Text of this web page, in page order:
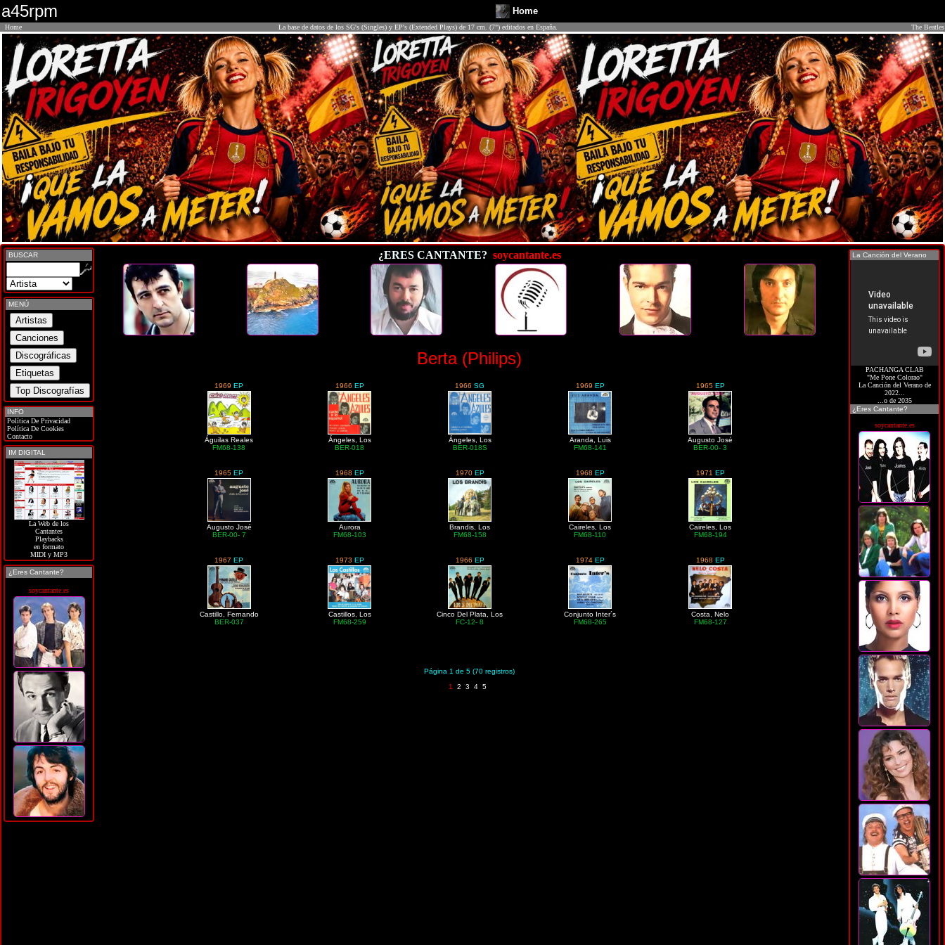
a45rpm Home
Home La base de datos de los SG's (Singles) y EP's (Extended Plays) de 17 cm. (7") editados en España. The Beatles
BUSCAR
MENÚ
INFO
Política De Privacidad
Política De Cookies
Contacto
IM DIGITAL
La Web de los
Cantantes
Playbacks
en formato
MIDI y MP3
¿Eres Cantante?
soycantante.es
¿ERES CANTANTE? soycantante.es
Berta (Philips)
1969 EP
Águilas Reales
FM68-138
1966 EP
Ángeles, Los
BER-018
1966 SG
Ángeles, Los
BER-018S
1969 EP
Aranda, Luis
FM68-141
1965 EP
Augusto José
BER-00- 3
1965 EP
Augusto José
BER-00- 7
1968 EP
Aurora
FM68-103
1970 EP
Brandis, Los
FM68-158
1968 EP
Caireles, Los
FM68-110
1971 EP
Caireles, Los
FM68-194
1967 EP
Castillo, Fernando
BER-037
1973 EP
Castillos, Los
FM68-259
1966 EP
Cinco Del Plata, Los
FC-12- 8
1974 EP
Conjunto Inter´s
FM68-265
1968 EP
Costa, Nelo
FM68-127
Página 1 de 5 (70 registros)
1 2 3 4 5
La Canción del Verano
PACHANGA CLAB
"Me Pone Colorao"
La Canción del Verano de
2022...
...o de 2035
¿Eres Cantante?
soycantante.es